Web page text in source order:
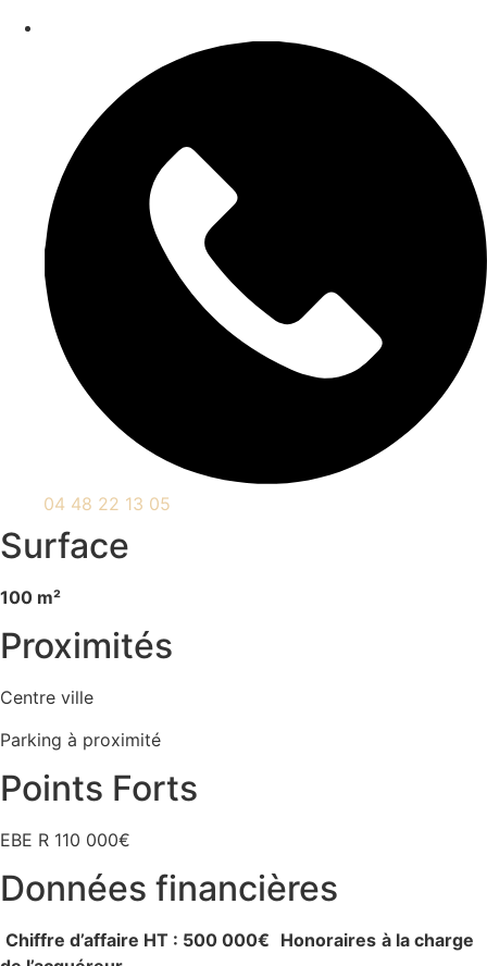
04 48 22 13 05
Surface
100 m²
Proximités
Centre ville
Parking à proximité
Points Forts
EBE R 110 000€
Données financières
Chiffre d’affaire HT : 500 000€ Honoraires à la charge